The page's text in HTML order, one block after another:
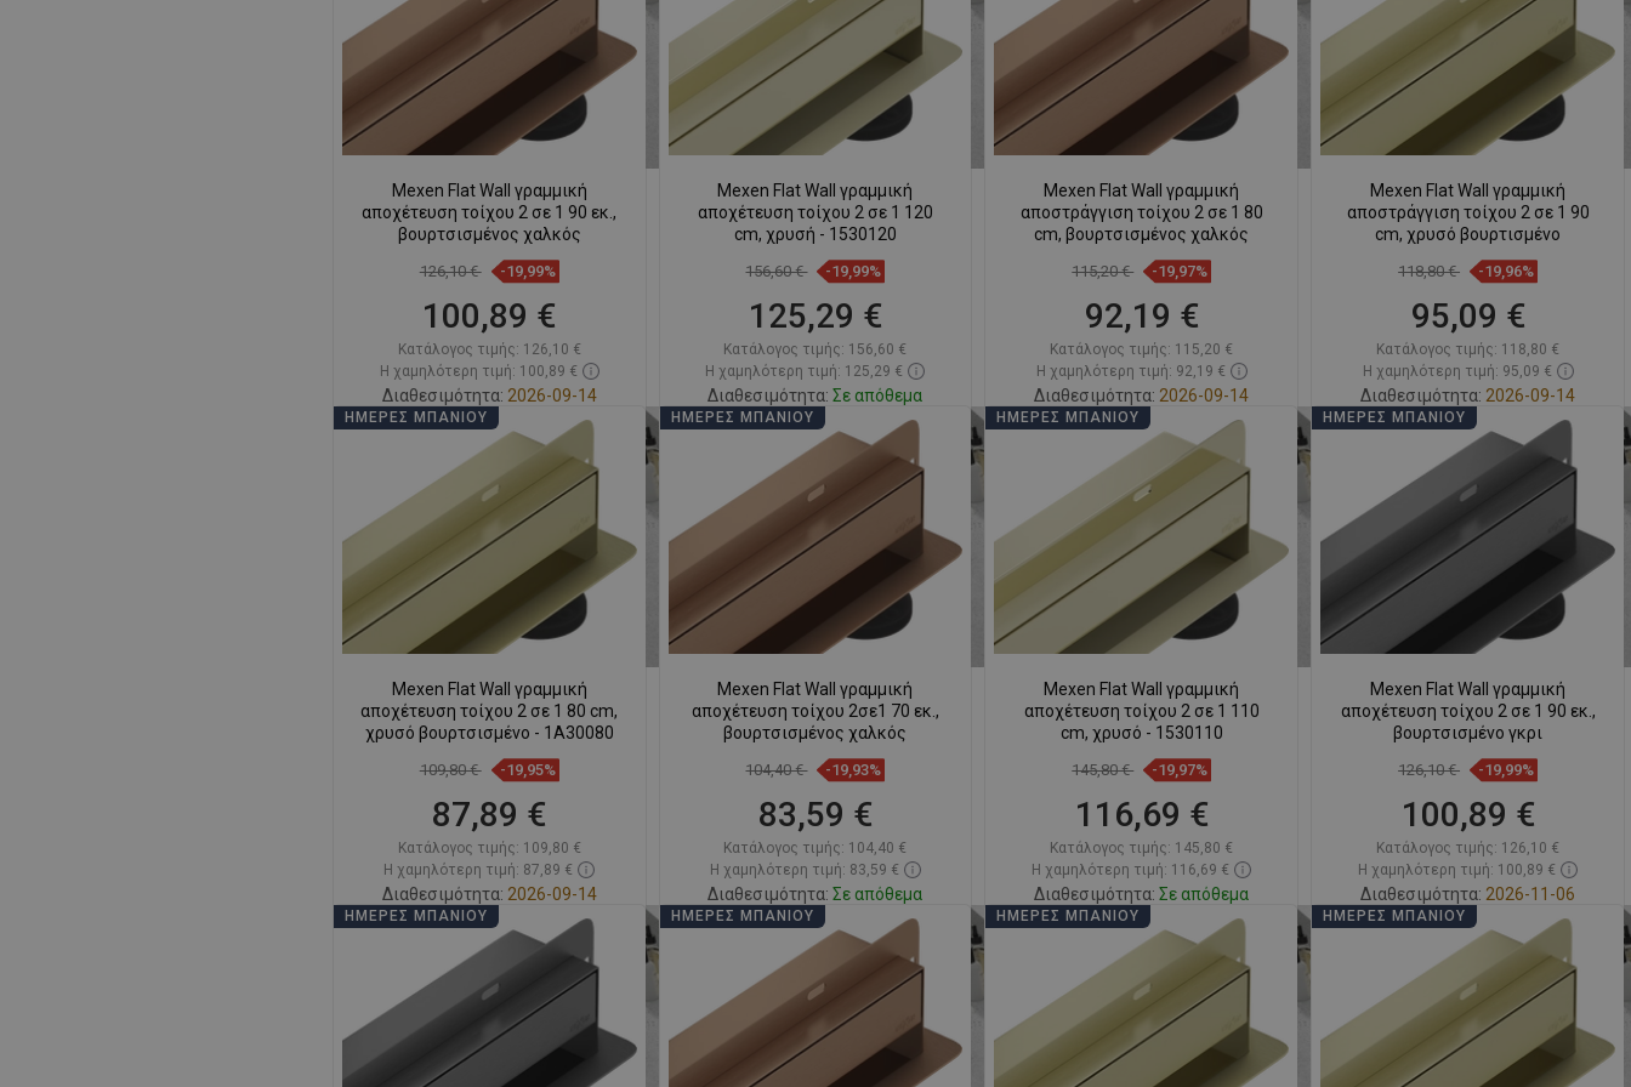
Mexen Flat Wall γραμμική
αποχέτευση τοίχου 2 σε 1 90 εκ.,
βουρτσισμένος χαλκός
126,10 € -19,99%
100,89 €
Κατάλογος τιμής: 126,10 €
Η χαμηλότερη τιμή: 100,89 €
Διαθεσιμότητα: 2026-09-14
Στο καλάθι
Αγαπημένα
Σύγκριση
Mexen Flat Wall γραμμική
αποχέτευση τοίχου 2 σε 1 120
cm, χρυσή - 1530120
156,60 € -19,99%
125,29 €
Κατάλογος τιμής: 156,60 €
Η χαμηλότερη τιμή: 125,29 €
Διαθεσιμότητα: Σε απόθεμα
Στο καλάθι
Αγαπημένα
Σύγκριση
Mexen Flat Wall γραμμική
αποστράγγιση τοίχου 2 σε 1 80
cm, βουρτσισμένος χαλκός
115,20 € -19,97%
92,19 €
Κατάλογος τιμής: 115,20 €
Η χαμηλότερη τιμή: 92,19 €
Διαθεσιμότητα: 2026-09-14
Στο καλάθι
Αγαπημένα
Σύγκριση
Mexen Flat Wall γραμμική
αποστράγγιση τοίχου 2 σε 1 90
cm, χρυσό βουρτισμένο
118,80 € -19,96%
95,09 €
Κατάλογος τιμής: 118,80 €
Η χαμηλότερη τιμή: 95,09 €
Διαθεσιμότητα: 2026-09-14
Στο καλάθι
Αγαπημένα
Σύγκριση
ΗΜΈΡΕΣ ΜΠΆΝΙΟΥ
Mexen Flat Wall γραμμική
αποχέτευση τοίχου 2 σε 1 80 cm,
χρυσό βουρτσισμένο - 1A30080
109,80 € -19,95%
87,89 €
Κατάλογος τιμής: 109,80 €
Η χαμηλότερη τιμή: 87,89 €
Διαθεσιμότητα: 2026-09-14
Στο καλάθι
Αγαπημένα
Σύγκριση
ΗΜΈΡΕΣ ΜΠΆΝΙΟΥ
Mexen Flat Wall γραμμική
αποχέτευση τοίχου 2σε1 70 εκ.,
βουρτσισμένος χαλκός
104,40 € -19,93%
83,59 €
Κατάλογος τιμής: 104,40 €
Η χαμηλότερη τιμή: 83,59 €
Διαθεσιμότητα: Σε απόθεμα
Στο καλάθι
Αγαπημένα
Σύγκριση
ΗΜΈΡΕΣ ΜΠΆΝΙΟΥ
Mexen Flat Wall γραμμική
αποχέτευση τοίχου 2 σε 1 110
cm, χρυσό - 1530110
145,80 € -19,97%
116,69 €
Κατάλογος τιμής: 145,80 €
Η χαμηλότερη τιμή: 116,69 €
Διαθεσιμότητα: Σε απόθεμα
Στο καλάθι
Αγαπημένα
Σύγκριση
ΗΜΈΡΕΣ ΜΠΆΝΙΟΥ
Mexen Flat Wall γραμμική
αποχέτευση τοίχου 2 σε 1 90 εκ.,
βουρτσισμένο γκρι
126,10 € -19,99%
100,89 €
Κατάλογος τιμής: 126,10 €
Η χαμηλότερη τιμή: 100,89 €
Διαθεσιμότητα: 2026-11-06
Στο καλάθι
Αγαπημένα
Σύγκριση
ΗΜΈΡΕΣ ΜΠΆΝΙΟΥ ΗΜΈΡΕΣ ΜΠΆΝΙΟΥ ΗΜΈΡΕΣ ΜΠΆΝΙΟΥ ΗΜΈΡΕΣ ΜΠΆΝΙΟΥ
SWEDISH
PORTUGUESE
GREEK
SLOVENIAN